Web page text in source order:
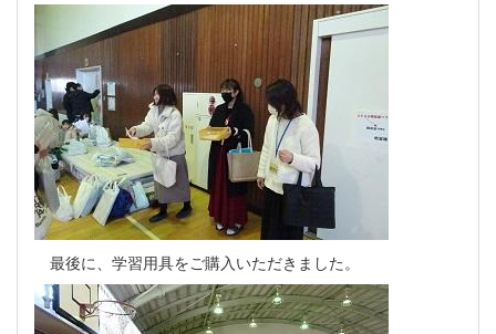
最後に、学習用具をご購入いただきました。